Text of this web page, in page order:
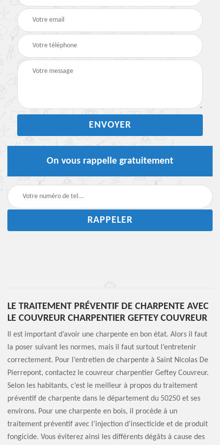
On vous rappelle gratuitement
LE TRAITEMENT PRÉVENTIF DE CHARPENTE AVEC
LE COUVREUR CHARPENTIER GEFTEY COUVREUR
Il est important d’avoir une charpente en bon état. Alors il faut
la poser suivant les normes, mais il faut surtout l’entretenir
correctement. Pour l’entretien de charpente à Saint Nicolas De
Pierrepont, contactez le couvreur charpentier Geftey Couvreur.
Selon les habitants, c’est le meilleur à propos du traitement
préventif de charpente dans le département du 50250 et ses
environs. Pour une charpente en bois, il procède à un
traitement préventif avec l’injection d’insecticide et de produit
fongicide. Vous éviterez ainsi les différents dégâts à cause des